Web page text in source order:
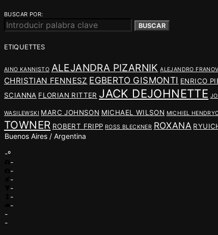
BUSCAR POR:
BUSCAR
ETIQUETTES
AINO KANNISTO ALEJANDRA PIZARNIK ALEJANDRO FRANOV
CHRISTIAN FENNESZ EGBERTO GISMONTI ENRICO
SCIANNA FLORIAN RITTER JACK DEJOHNETTE
WASILEWSKI MARC JOHNSON MICHAEL WILSON MICHIEL
TOWNER ROBERT FRIPP ROSS BLECKNER ROXANA
Buenos Aires / Argentina
-º
-
-
-
-
-
-
-
-